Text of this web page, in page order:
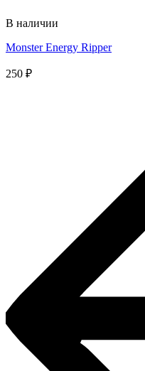
В наличии
Monster Energy Ripper
250 ₽